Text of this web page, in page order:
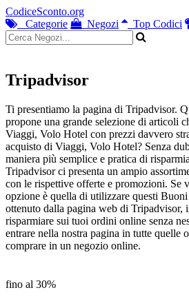
CodiceSconto.org
Categorie
Negozi Top Codici
Tripadvisor
Ti presentiamo la pagina di Tripadvisor.
propone una grande selezione di articoli
Viaggi, Volo Hotel con prezzi davvero
acquisto di Viaggi, Volo Hotel? Senza
maniera più semplice e pratica di
Tripadvisor ci presenta un ampio
con le rispettive offerte e promozioni. Se
opzione è quella di utilizzare questi
ottenuto dalla pagina web di Tripadvisor,
risparmiare sui tuoi ordini online senza
entrare nella nostra pagina in tutte quelle
comprare in un negozio online.
fino al 30%